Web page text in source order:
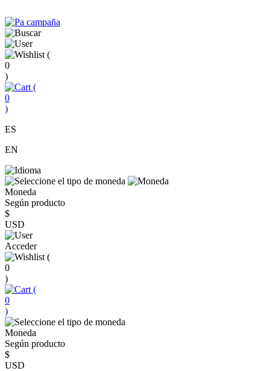
(
0
)
(
0
)
ES
EN
Moneda
Según producto
$
USD
Acceder
(
0
)
(
0
)
Moneda
Según producto
$
USD